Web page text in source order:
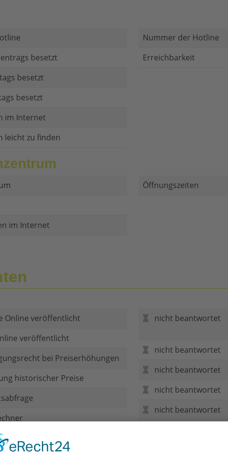
besetzt
besetzt
besetzt
im Internet
leicht zu finden
Nummer der Hotline
Erreichbarkeit
im Internet
Öffnungszeiten
Online veröffentlicht
veröffentlicht
bei Preiserhöhungen
historischer Preise
nicht beantwortet
nicht beantwortet
nicht beantwortet
nicht beantwortet
nicht beantwortet